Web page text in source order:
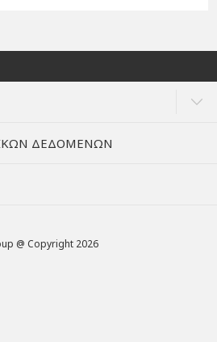
ΔΕΔΟΜΕΝΩΝ
@ Copyright 2026